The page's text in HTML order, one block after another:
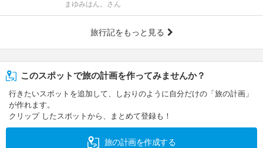
まゆみはん。さん
旅行記をもっと見る
このスポットで旅の計画を作ってみませんか？
行きたいスポットを追加して、しおりのように自分だけの「旅の計画」
が作れます。
クリップ したスポットから、まとめて登録も！
旅の計画を作成する